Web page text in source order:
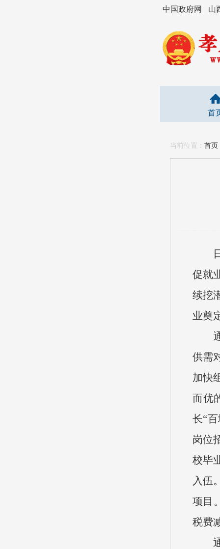
中国政府网 山
首
当前位置： 首页
促就
续挖
业奠
供需
加快
而优
长“
岗位
校毕
入伍
项目
税费